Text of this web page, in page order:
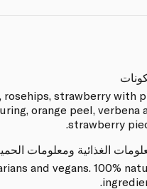
rosehips, strawberry with
orange peel, verbena
strawberry
الغذائية ومعلومات
and vegans. 100%